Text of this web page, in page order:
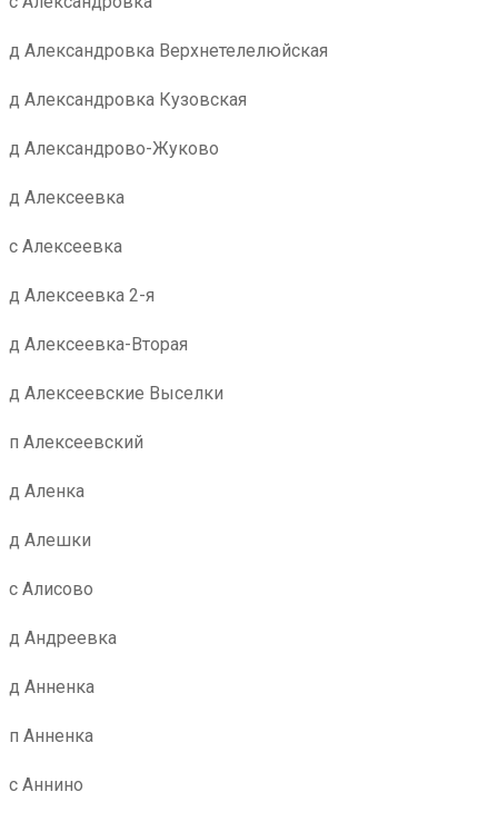
д Александровка Верхнетелелюйская
д Александровка Кузовская
д Александрово-Жуково
д Алексеевка
с Алексеевка
д Алексеевка 2-я
д Алексеевка-Вторая
д Алексеевские Выселки
п Алексеевский
д Аленка
д Алешки
с Алисово
д Андреевка
д Анненка
п Анненка
с Аннино